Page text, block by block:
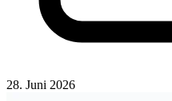
28. Juni 2026